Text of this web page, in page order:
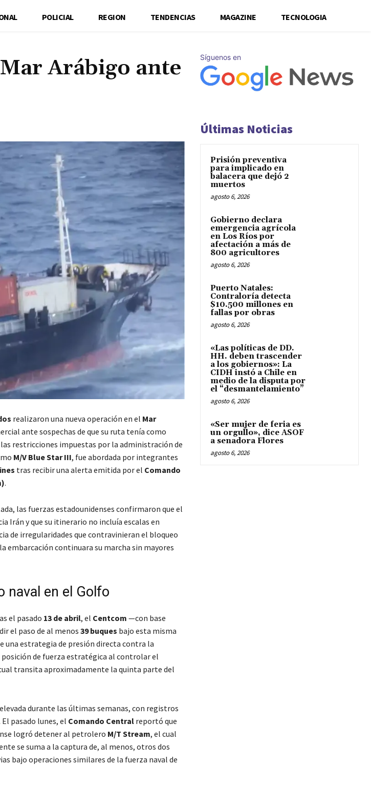
POLICIAL REGION TENDENCIAS MAGAZINE TECNOLOGIA
Arábigo ante
realizaron una nueva operación en el Mar
ante sospechas de que su ruta tenía como
restricciones impuestas por la administración de
M/V Blue Star III, fue abordada por integrantes
tras recibir una alerta emitida por el Comando
.
las fuerzas estadounidenses confirmaron que el
Irán y que su itinerario no incluía escalas en
de irregularidades que contravinieran el bloqueo
embarcación continuara su marcha sin mayores
naval en el Golfo
el pasado 13 de abril, el Centcom —con base
el paso de al menos 39 buques bajo esta misma
una estrategia de presión directa contra la
posición de fuerza estratégica al controlar el
transita aproximadamente la quinta parte del
durante las últimas semanas, con registros
pasado lunes, el Comando Centralreportó que
logró detener al petrolero M/T Stream, el cual
se suma a la captura de, al menos, otros dos
bajo operaciones similares de la fuerza naval de
Síguenos en
Últimas Noticias
Prisión preventiva
para implicado en
balacera que dejó 2
muertos
agosto 6, 2026
Gobierno declara
emergencia agrícola
en Los Ríos por
afectación a más de
800 agricultores
agosto 6, 2026
Puerto Natales:
Contraloría detecta
$10.500 millones en
fallas por obras
agosto 6, 2026
«Las políticas de DD.
HH. deben trascender
a los gobiernos»: La
CIDH instó a Chile en
medio de la disputa por
el “desmantelamiento”
agosto 6, 2026
«Ser mujer de feria es
un orgullo», dice ASOF
a senadora Flores
agosto 6, 2026